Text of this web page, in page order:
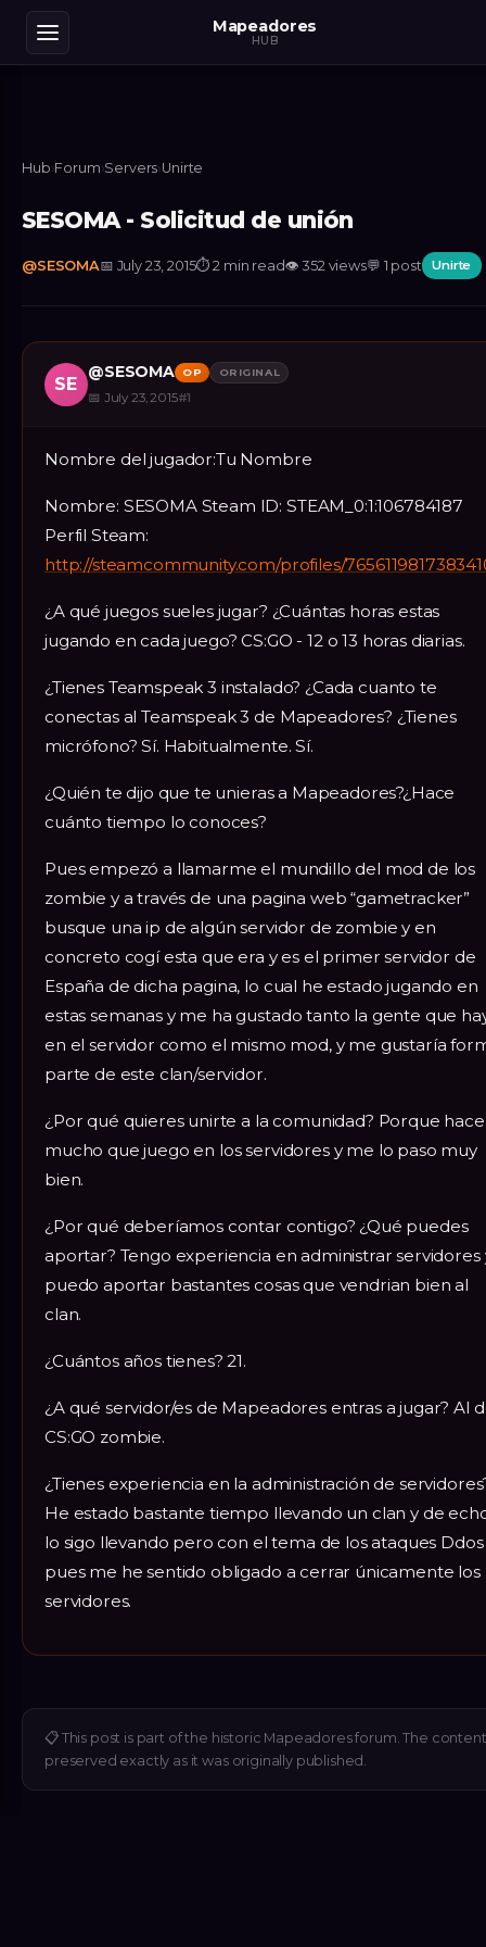
Mapeadores
HUB
Hub›Forum›Servers›Unirte
SESOMA - Solicitud de unión
@SESOMA📅 July 23, 2015⏱2 min read👁352 views💬 1 post Unirte
SE
@SESOMA OP ORIGINAL
📅 July 23, 2015#1
Nombre del jugador:Tu Nombre
Nombre: SESOMA Steam ID: STEAM_0:1:106784187
Perfil Steam:
http://steamcommunity.com/profiles/
¿A qué juegos sueles jugar? ¿Cuántas horas estas
jugando en cada juego? CS:GO - 12 o 13 horas diarias.
¿Tienes Teamspeak 3 instalado? ¿Cada cuanto te
conectas al Teamspeak 3 de Mapeadores? ¿Tienes
micrófono? Sí. Habitualmente. Sí.
¿Quién te dijo que te unieras a Mapeadores?¿Hace
cuánto tiempo lo conoces?
Pues empezó a llamarme el mundillo del mod de los
zombie y a través de una pagina web “gametracker”
busque una ip de algún servidor de zombie y en
concreto cogí esta que era y es el primer servidor de
España de dicha pagina, lo cual he estado jugando en
estas semanas y me ha gustado tanto la gente que
en el servidor como el mismo mod, y me gustaría
parte de este clan/servidor.
¿Por qué quieres unirte a la comunidad? Porque hace
mucho que juego en los servidores y me lo paso muy
bien.
¿Por qué deberíamos contar contigo? ¿Qué puedes
aportar? Tengo experiencia en administrar servidores
puedo aportar bastantes cosas que vendrian bien al
clan.
¿Cuántos años tienes? 21.
¿A qué servidor/es de Mapeadores entras a jugar? Al
CS:GO zombie.
¿Tienes experiencia en la administración de
He estado bastante tiempo llevando un clan y de
lo sigo llevando pero con el tema de los ataques Ddos
pues me he sentido obligado a cerrar únicamente los
servidores.
📋 This post is part of the historic Mapeadores forum. The
preserved exactly as it was originally published.